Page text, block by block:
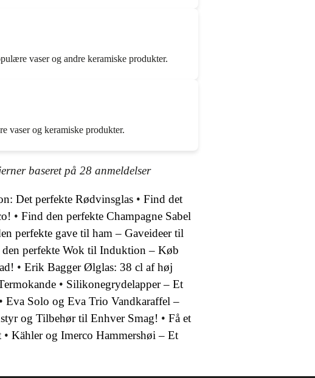
vaser og andre keramiske produkter.
vaser og keramiske produkter.
baseret på 28 anmeldelser
Det perfekte Rødvinsglas • Find det
• Find den perfekte Champagne Sabel
perfekte gave til ham – Gaveideer til
perfekte Wok til Induktion – Køb
• Erik Bagger Ølglas: 38 cl af høj
• Silikonegrydelapper – Et
• Eva Solo og Eva Trio Vandkaraffel –
og Tilbehør til Enhver Smag! • Få et
• Kähler og Imerco Hammershøi – Et